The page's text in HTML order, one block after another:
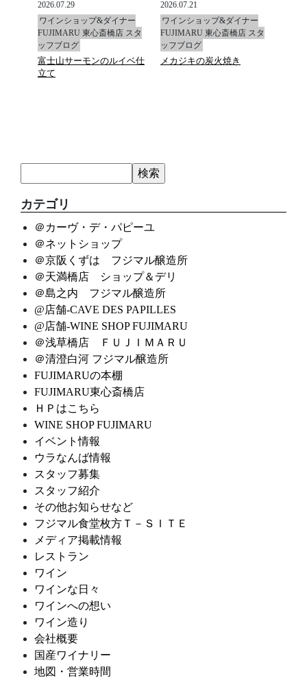
2026.07.29
ワインショップ&ダイナー
FUJIMARU 東心斎橋店 スタ
ッフブログ
富士山サーモンのルイベ仕
立て
2026.07.21
ワインショップ&ダイナー
FUJIMARU 東心斎橋店 スタ
ッフブログ
メカジキの炭火焼き
カテゴリ
＠カーヴ・デ・パピーユ
＠ネットショップ
＠京阪くずは フジマル醸造所
＠天満橋店 ショップ＆デリ
＠島之内 フジマル醸造所
@店舗-CAVE DES PAPILLES
@店舗-WINE SHOP FUJIMARU
＠浅草橋店 ＦＵＪＩＭＡＲＵ
＠清澄白河 フジマル醸造所
FUJIMARUの本棚
FUJIMARU東心斎橋店
ＨＰはこちら
WINE SHOP FUJIMARU
イベント情報
ウラなんば情報
スタッフ募集
スタッフ紹介
その他お知らせなど
フジマル食堂枚方Ｔ－ＳＩＴＥ
メディア掲載情報
レストラン
ワイン
ワインな日々
ワインへの想い
ワイン造り
会社概要
国産ワイナリー
地図・営業時間